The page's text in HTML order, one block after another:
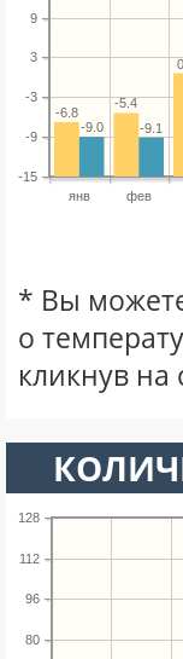
янв фев
-15
-9
-3
3
9
-5.4
-6.8
-9.1
-9.0
* Вы
о
кликнув на
80
96
112
128